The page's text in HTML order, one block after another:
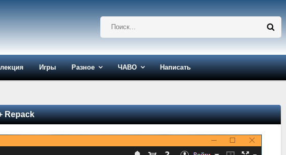
Игры Разное ЧАВО Написать
Repack